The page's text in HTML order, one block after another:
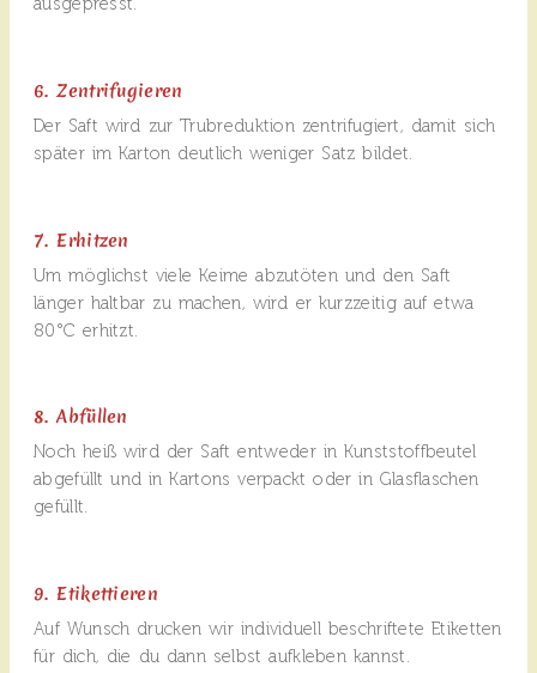
6. Zentrifugieren
Der Saft wird zur Trubreduktion zentrifugiert, damit sich
später im Karton deutlich weniger Satz bildet.
7. Erhitzen
Um möglichst viele Keime abzutöten und den Saft
länger haltbar zu machen, wird er kurzzeitig auf etwa
80°C erhitzt.
8. Abfüllen
Noch heiß wird der Saft entweder in Kunststoffbeutel
abgefüllt und in Kartons verpackt oder in Glasflaschen
gefüllt.
9. Etikettieren
Auf Wunsch drucken wir individuell beschriftete Etiketten
für dich, die du dann selbst aufkleben kannst.